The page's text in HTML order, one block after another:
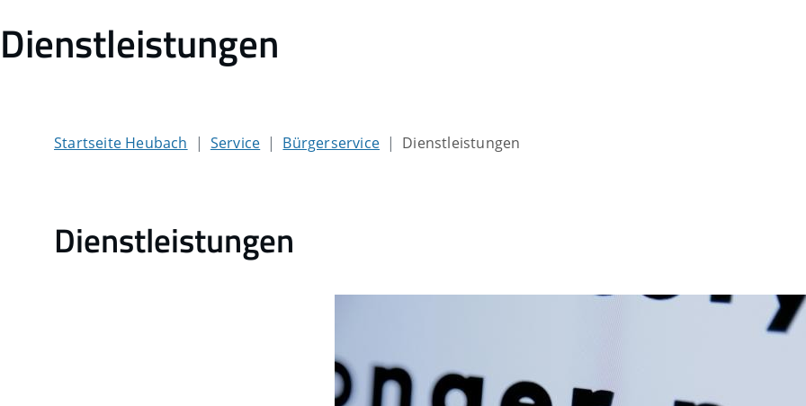
Dienstleistungen
Startseite Heubach Service Bürgerservice Dienstleistungen
Dienstleistungen